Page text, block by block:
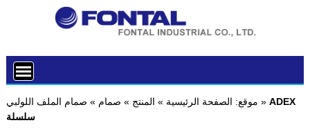
موقع: الصفحة الرئيسية » المنتج » صمام » صمام الملف اللولبي »ADEX
سلسلة